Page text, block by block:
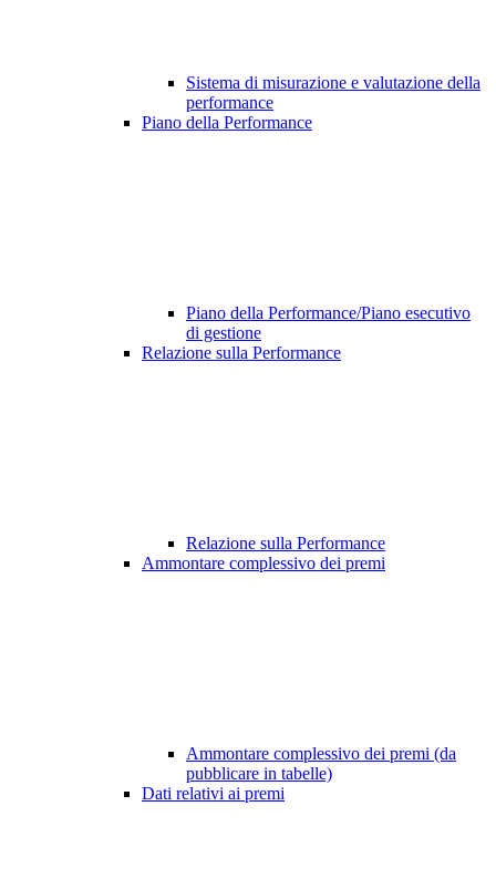
Sistema di misurazione e valutazione della
performance
Piano della Performance
Piano della Performance/Piano esecutivo
di gestione
Relazione sulla Performance
Relazione sulla Performance
Ammontare complessivo dei premi
Ammontare complessivo dei premi (da
pubblicare in tabelle)
Dati relativi ai premi